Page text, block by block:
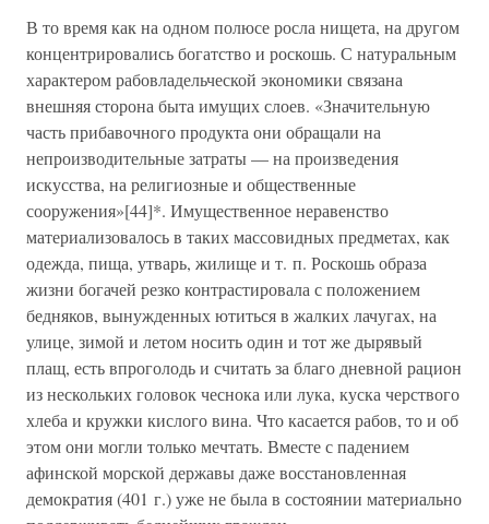
В то время как на одном полюсе росла нищета, на другом
концентрировались богатство и роскошь. С натуральным
характером рабовладельческой экономики связана
внешняя сторона быта имущих слоев. «Значительную
часть прибавочного продукта они обращали на
непроизводительные затраты — на произведения
искусства, на религиозные и общественные
сооружения»[44]*. Имущественное неравенство
материализовалось в таких массовидных предметах, как
одежда, пища, утварь, жилище и т. п. Роскошь образа
жизни богачей резко контрастировала с положением
бедняков, вынужденных ютиться в жалких лачугах, на
улице, зимой и летом носить один и тот же дырявый
плащ, есть впроголодь и считать за благо дневной рацион
из нескольких головок чеснока или лука, куска черствого
хлеба и кружки кислого вина. Что касается рабов, то и об
этом они могли только мечтать. Вместе с падением
афинской морской державы даже восстановленная
демократия (401 г.) уже не была в состоянии материально